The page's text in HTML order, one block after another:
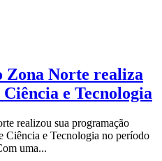
Zona Norte realiza
e Tecnologia
realizou sua programação
Ciência e Tecnologia no período
uma...